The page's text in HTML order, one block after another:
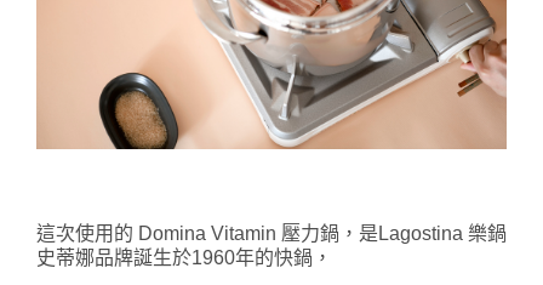
這次使用的 Domina Vitamin 壓力鍋，是Lagostina 樂鍋
史蒂娜品牌誕生於1960年的快鍋，